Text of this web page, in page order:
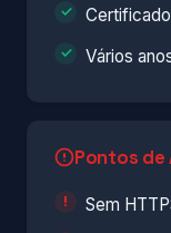
Vários
Pontos
Sem